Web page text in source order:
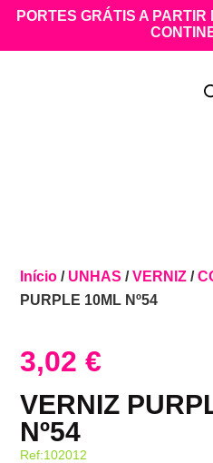
PORTES GRÁTIS A
Início / UNHAS /VERNIZ /
PURPLE 10ML Nº54
3,02€
VERNIZ
Nº54
Ref:102012